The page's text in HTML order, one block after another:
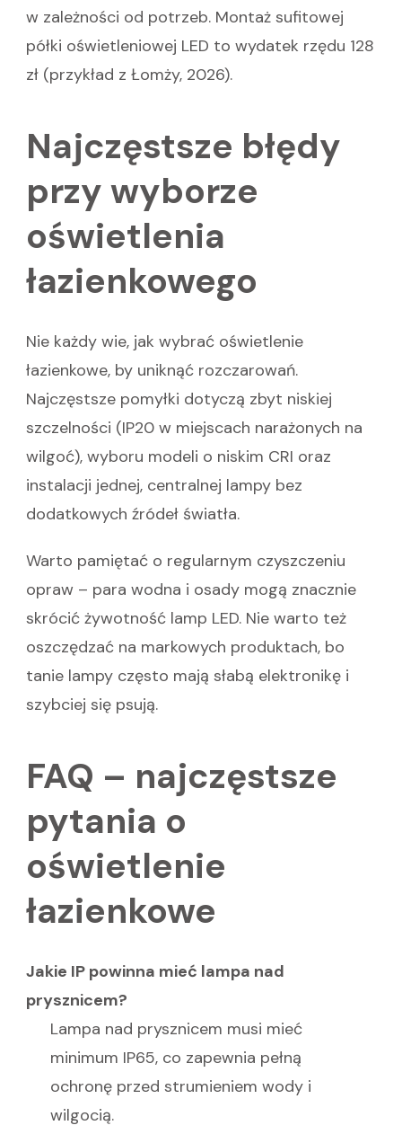
w zależności od potrzeb. Montaż sufitowej
półki oświetleniowej LED to wydatek rzędu 128
zł (przykład z Łomży, 2026).
Najczęstsze błędy
przy wyborze
oświetlenia
łazienkowego
Nie każdy wie, jak wybrać oświetlenie
łazienkowe, by uniknąć rozczarowań.
Najczęstsze pomyłki dotyczą zbyt niskiej
szczelności (IP20 w miejscach narażonych na
wilgoć), wyboru modeli o niskim CRI oraz
instalacji jednej, centralnej lampy bez
dodatkowych źródeł światła.
Warto pamiętać o regularnym czyszczeniu
opraw – para wodna i osady mogą znacznie
skrócić żywotność lamp LED. Nie warto też
oszczędzać na markowych produktach, bo
tanie lampy często mają słabą elektronikę i
szybciej się psują.
FAQ – najczęstsze
pytania o
oświetlenie
łazienkowe
Jakie IP powinna mieć lampa nad
prysznicem?
Lampa nad prysznicem musi mieć
minimum IP65, co zapewnia pełną
ochronę przed strumieniem wody i
wilgocią.